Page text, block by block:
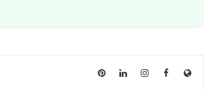
AnnyAnnyAnnyAnnySite